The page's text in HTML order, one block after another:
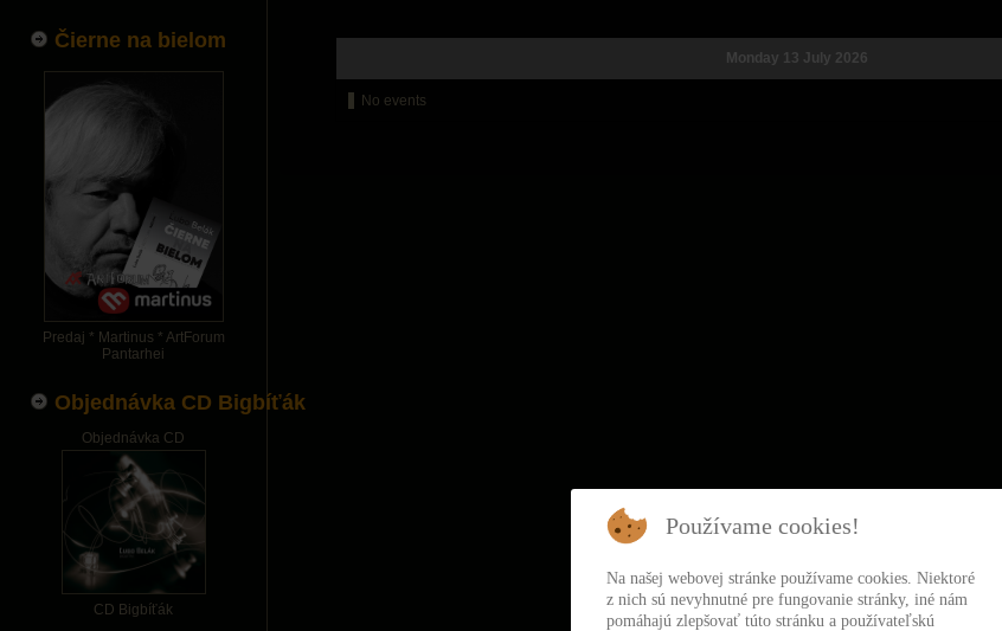
Čierne na bielom
Predaj * Martinus * ArtForum
Pantarhei
Objednávka CD Bigbíťák
Objednávka CD
CD Bigbíťák
Monday 13 July 2026
No events
Používame cookies!
Na našej webovej stránke používame cookies. Niektoré
z nich sú nevyhnutné pre fungovanie stránky, iné nám
pomáhajú zlepšovať túto stránku a používateľskú